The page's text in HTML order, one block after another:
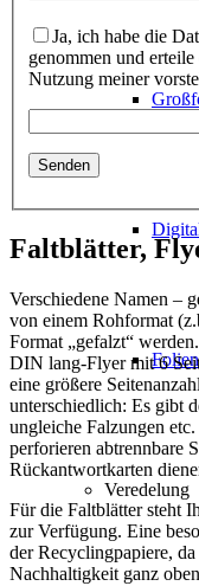
Veredelung
Ja, ich habe die
genommen und
Nutzung meiner
Faltblätter,
Verschiedene Namen –
von einem Rohformat
Format „gefalzt“
DIN lang-Flyer mit 6
eine größere
unterschiedlich: Es gibt
ungleiche Falzungen
perforieren abtrennbare
Rückantwortkarten
Für die Faltblätter steht
zur Verfügung. Eine
der Recyclingpapiere,
Nachhaltigkeit ganz